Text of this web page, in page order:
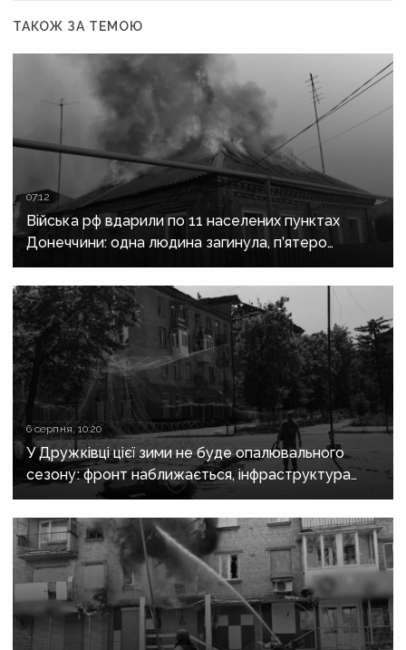
ТАКОЖ ЗА ТЕМОЮ
07:12
Війська рф вдарили по 11 населених пунктах
Донеччини: одна людина загинула, п’ятеро
поранені
6 серпня, 10:20
У Дружківці цієї зими не буде опалювального
сезону: фронт наближається, інфраструктура
критично зруйнована